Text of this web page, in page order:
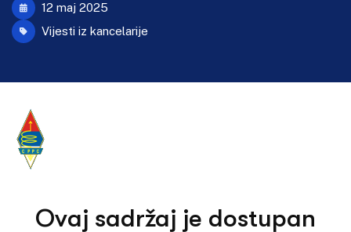
12 maj 2025
Vijesti iz kancelarije
Ovaj sadržaj je dostupan